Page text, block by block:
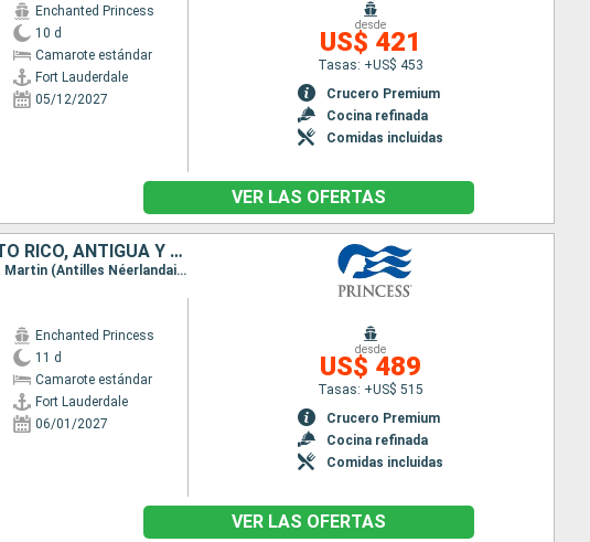
Enchanted Princess
10 d
Camarote estándar
Fort Lauderdale
05/12/2027
desde
US$ 421
Tasas: +US$ 453
Crucero Premium
Cocina refinada
Comidas incluidas
VER LAS OFERTAS
ESTADOS UNIDOS, BAHAMAS, REPÚBLICA DOMINICANA, PUERTO RICO, ANTIGUA Y BARBUDA, SAN MARTÍN
Itinerario : Fort Lauderdale, Celebration Key, Amber Cove, San Juan, Antigua, Saint Martin (Antilles Néerlandaises), South Friar's beach, Fort Lauderdale
Enchanted Princess
11 d
Camarote estándar
Fort Lauderdale
06/01/2027
desde
US$ 489
Tasas: +US$ 515
Crucero Premium
Cocina refinada
Comidas incluidas
VER LAS OFERTAS